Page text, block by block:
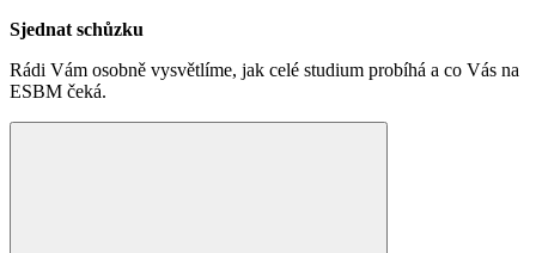
Sjednat schůzku
Rádi Vám osobně vysvětlíme, jak celé studium probíhá a co Vás na
ESBM čeká.